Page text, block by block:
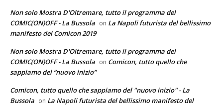
Non solo Mostra D'Oltremare, tutto il programma del
COMIC(ON)OFF - La Bussola on La Napoli futurista del bellissimo
manifesto del Comicon 2019
Non solo Mostra D'Oltremare, tutto il programma del
COMIC(ON)OFF - La Bussola on Comicon, tutto quello che
sappiamo del “nuovo inizio”
Comicon, tutto quello che sappiamo del "nuovo inizio" - La
Bussola on La Napoli futurista del bellissimo manifesto del